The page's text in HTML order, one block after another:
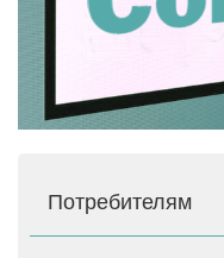
Потребителям